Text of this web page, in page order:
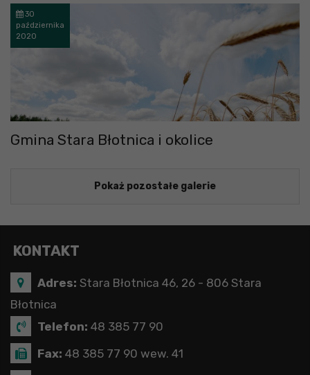
30
października
2020
Gmina Stara Błotnica i okolice
Pokaż pozostałe galerie
KONTAKT
Adres: Stara Błotnica 46, 26 - 806 Stara
Błotnica
Telefon: 48 385 77 90
Fax: 48 385 77 90 wew. 41